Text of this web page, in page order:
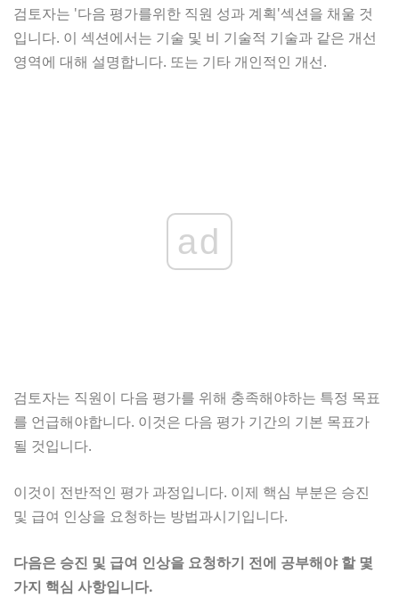
검토자는 '다음 평가를위한 직원 성과 계획'섹션을 채울 것
입니다. 이 섹션에서는 기술 및 비 기술적 기술과 같은 개선
영역에 대해 설명합니다. 또는 기타 개인적인 개선.
ad
검토자는 직원이 다음 평가를 위해 충족해야하는 특정 목표
를 언급해야합니다. 이것은 다음 평가 기간의 기본 목표가
될 것입니다.
이것이 전반적인 평가 과정입니다. 이제 핵심 부분은 승진
및 급여 인상을 요청하는 방법과시기입니다.
다음은 승진 및 급여 인상을 요청하기 전에 공부해야 할 몇
가지 핵심 사항입니다.